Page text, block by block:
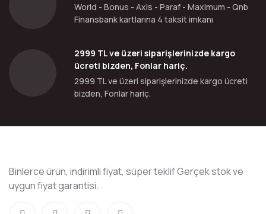
World - Bonus - Axis - Paraf - Maximum - Qnb
Finansbank kartlarına 4 taksit imkanı
2999 TL ve üzeri siparişlerinizde kargo
ücreti bizden, Fonlar hariç.
2999 TL ve üzeri siparişlerinizde kargo ücreti
bizden, Fonlar hariç.
Binlerce ürün, indirimli fiyat, süper teklif Gerçek stok ve
uygun fiyat garantisi.